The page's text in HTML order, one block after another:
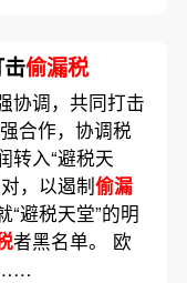
偷漏税
协调，共同打击
合作，协调税
转入“避税天
，以遏制偷漏
避税天堂”的明
者黑名单。 欧
……